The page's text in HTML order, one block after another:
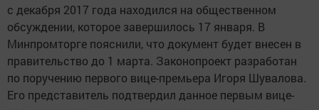
с декабря 2017 года находился на общественном
обсуждении, которое завершилось 17 января. В
Минпромторге пояснили, что документ будет внесен в
правительство до 1 марта. Законопроект разработан
по поручению первого вице-премьера Игоря Шувалова.
Его представитель подтвердил данное первым вице-